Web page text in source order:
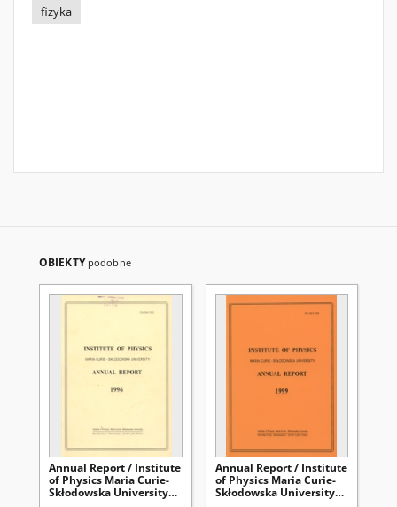
fizyka
OBIEKTY podobne
Annual Report / Institute
of Physics Maria Curie-
Skłodowska University
Annual Report / Institute
of Physics Maria Curie-
Skłodowska University